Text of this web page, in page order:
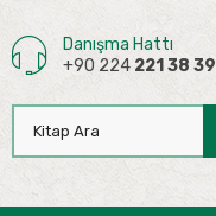
Danışma Hattı
+90 224 221 38 39